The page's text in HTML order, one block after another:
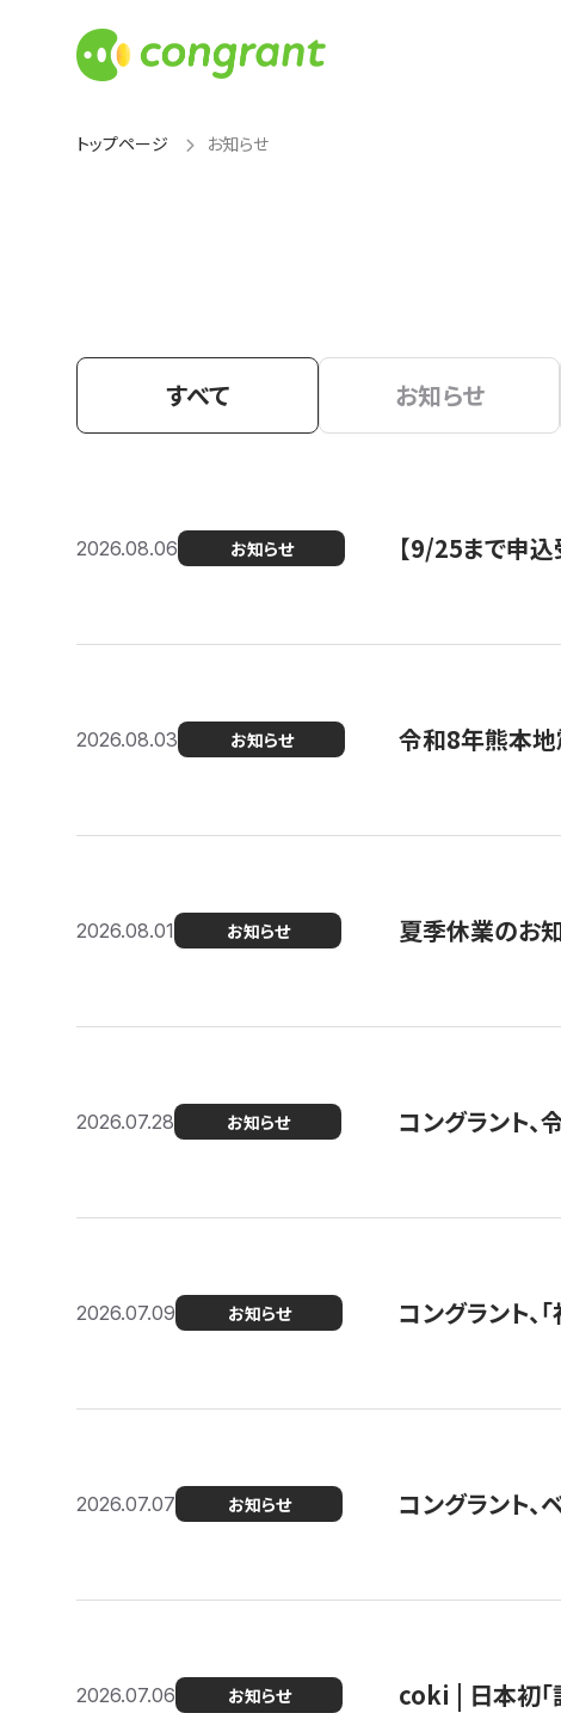
トップページ お知らせ
すべて お知らせ
2026.08.06 お知らせ 【9/25まで申
2026.08.03 お知らせ 令和8年熊本地
2026.08.01 お知らせ 夏季休業のお
2026.07.28 お知らせ コングラント
2026.07.09 お知らせ コングラント
2026.07.07 お知らせ コングラント
2026.07.06 お知らせ coki | 日本初「